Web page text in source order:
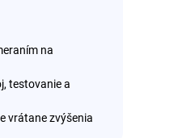
na
testovanie a
vrátane zvýšenia